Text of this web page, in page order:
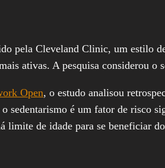
pela Cleveland Clinic, um estilo
ativas. A pesquisa considerou
Open, o estudo analisou
sedentarismo é um fator de risco
limite de idade para se beneficiar